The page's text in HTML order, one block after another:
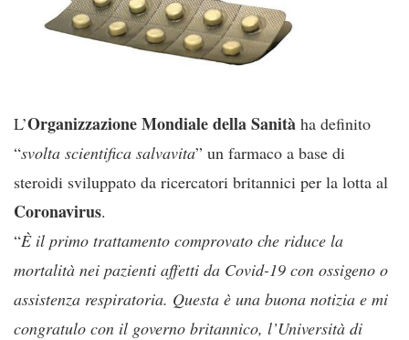
L’Organizzazione Mondiale della Sanità ha definito
“svolta scientifica salvavita” un farmaco a base di
steroidi sviluppato da ricercatori britannici per la lotta al
Coronavirus.
“È il primo trattamento comprovato che riduce la
mortalità nei pazienti affetti da Covid-19 con ossigeno o
assistenza respiratoria. Questa è una buona notizia e mi
congratulo con il governo britannico, l’Università di